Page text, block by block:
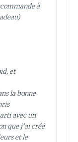
à
et
la bonne
avec un
que j’ai créé
et le